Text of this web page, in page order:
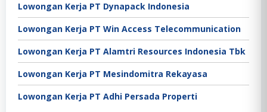
Lowongan Kerja PT Dynapack Indonesia
Lowongan Kerja PT Win Access Telecommunication
Lowongan Kerja PT Alamtri Resources Indonesia Tbk
Lowongan Kerja PT Mesindomitra Rekayasa
Lowongan Kerja PT Adhi Persada Properti